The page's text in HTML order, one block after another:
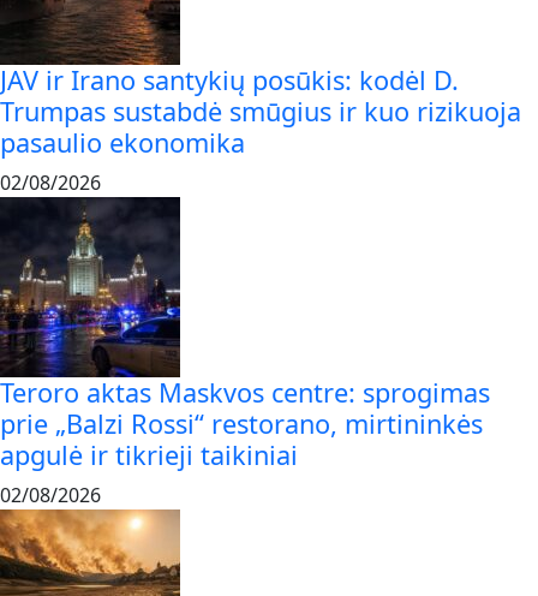
JAV ir Irano santykių posūkis: kodėl D.
Trumpas sustabdė smūgius ir kuo rizikuoja
pasaulio ekonomika
02/08/2026
Teroro aktas Maskvos centre: sprogimas
prie „Balzi Rossi“ restorano, mirtininkės
apgulė ir tikrieji taikiniai
02/08/2026